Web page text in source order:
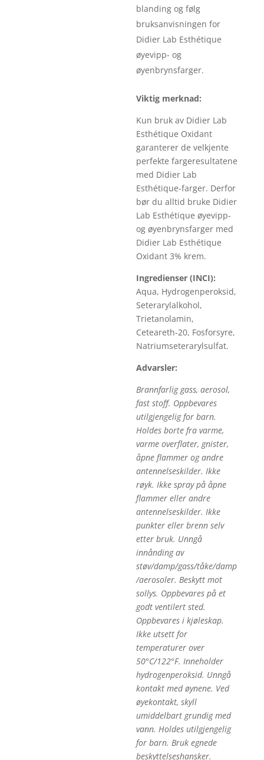
blanding og følg
bruksanvisningen for
Didier Lab Esthétique
øyevipp- og
øyenbrynsfarger.
Viktig merknad:
Kun bruk av Didier Lab
Esthétique Oxidant
garanterer de velkjente
perfekte fargeresultatene
med Didier Lab
Esthétique-farger. Derfor
bør du alltid bruke Didier
Lab Esthétique øyevipp-
og øyenbrynsfarger med
Didier Lab Esthétique
Oxidant 3% krem.
Ingredienser (INCI):
Aqua, Hydrogenperoksid,
Seterarylalkohol,
Trietanolamin,
Ceteareth-20, Fosforsyre,
Natriumseterarylsulfat.
Advarsler:
Brannfarlig gass, aerosol,
fast stoff. Oppbevares
utilgjengelig for barn.
Holdes borte fra varme,
varme overflater, gnister,
åpne flammer og andre
antennelseskilder. Ikke
røyk. Ikke spray på åpne
flammer eller andre
antennelseskilder. Ikke
punkter eller brenn selv
etter bruk. Unngå
innånding av
støv/damp/gass/tåke/damp
/aerosoler. Beskytt mot
sollys. Oppbevares på et
godt ventilert sted.
Oppbevares i kjøleskap.
Ikke utsett for
temperaturer over
50°C/122°F. Inneholder
hydrogenperoksid. Unngå
kontakt med øynene. Ved
øyekontakt, skyll
umiddelbart grundig med
vann. Holdes utilgjengelig
for barn. Bruk egnede
beskyttelseshansker.